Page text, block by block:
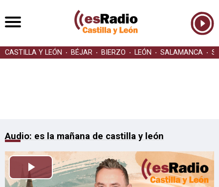
CASTILLA Y LEÓN BÉJAR BIERZO LEÓN SALAMANCA
Audio: es la mañana de castilla y león
Reproducir